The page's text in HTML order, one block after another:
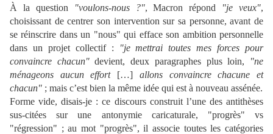
À la question
"voulons-nous ?", Macron répond "je veux",
choisissant de centrer son intervention sur sa personne, avant de
se réinscrire dans un "nous" qui efface son ambition personnelle
dans un projet collectif :
"je mettrai toutes mes forces pour
convaincre chacun"devient, deux paragraphes plus loin,
"ne
ménageons aucun effort […] allons convaincre chacune et
chacun" ; mais c’est bien la même idée qui est à nouveau assénée.
Forme vide, disais-je : ce discours construit l’une des antithèses
sus-citées sur une antonymie caricaturale, "progrès" vs
"régression" ; au mot "progrès", il associe toutes les catégories